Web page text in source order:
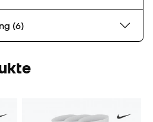
Persönliche Bewertung (6)